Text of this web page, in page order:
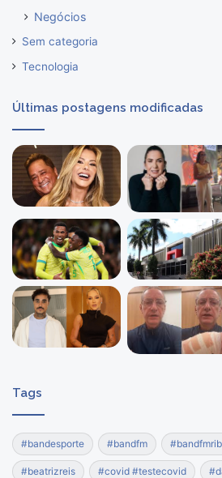
Negócios
Sem categoria
Tecnologia
Últimas postagens modificadas
Tags
#bandesporte #bandfm
#beatrizreis #covid #testecovid